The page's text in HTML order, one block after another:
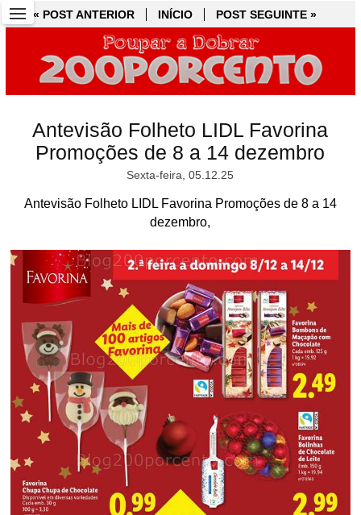
« POST ANTERIOR INÍCIO POST SEGUINTE »
Antevisão Folheto LIDL Favorina
Promoções de 8 a 14 dezembro
Sexta-feira, 05.12.25
Antevisão Folheto LIDL Favorina Promoções de 8 a 14
dezembro,
« POST ANTERIOR INÍCIO POST SEGUINTE »